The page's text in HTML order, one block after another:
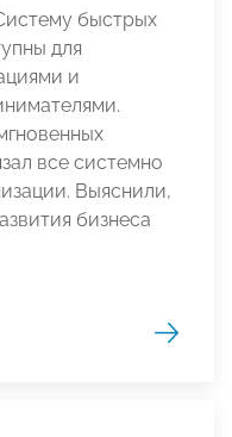
быстрых
для
и
все системно
Выяснили,
бизнеса